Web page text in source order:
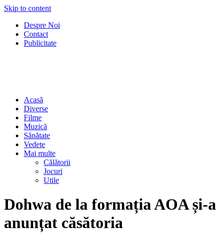
Skip to content
Despre Noi
Contact
Publicitate
Acasă
Diverse
Filme
Muzică
Sănătate
Vedete
Mai multe
Călătorii
Jocuri
Utile
Dohwa de la formația AOA și-a
anunțat căsătoria